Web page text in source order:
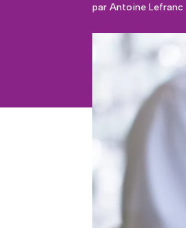
parAntoine Lefranc